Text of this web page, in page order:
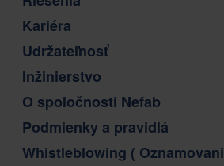
Kariéra
Udržateľnosť
Inžinierstvo
O spoločnosti Nefab
Podmienky a pravidlá
Whistleblowing (